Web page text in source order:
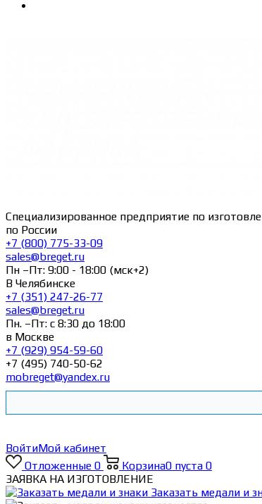
Специализированное предприятие по
по России
+7 (800) 775-33-09
sales@breget.ru
Пн –Пт: 9:00 - 18:00 (мск+2)
В Челябинске
+7 (351) 247-26-77
sales@breget.ru
Пн. –Пт: с 8:30 до 18:00
в Москве
+7 (929) 954-59-60
+7 (495) 740-50-62
mobreget@yandex.ru
ВойтиМой кабинет
Отложенные 0 Корзина0 пуста 0
ЗАЯВКА НА ИЗГОТОВЛЕНИЕ
Заказать медали и